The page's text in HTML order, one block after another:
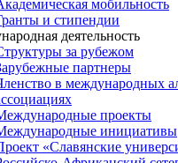
мобильность
и стипендии
деятельность
за рубежом
партнеры
в международных
проекты
инициативы
«Славянские